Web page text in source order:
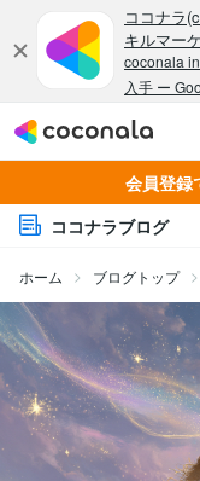
会員登録
ココナラブログ
ホーム ブログトップ